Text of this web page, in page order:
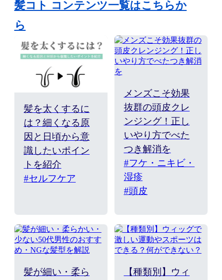
髪コト コンテンツ一覧はこちらか
ら
髪を太くするに
は？細くなる原
因と日頃から意
識したいポイン
トを紹介
#セルフケア
メンズこそ効果
抜群の頭皮クレ
ンジング！正し
いやり方でべた
つき解消を
#フケ・ニキビ・
湿疹
#頭皮
髪が細い・柔ら 【種類別】ウィ